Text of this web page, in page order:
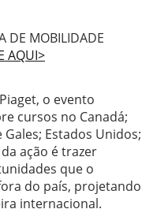
DE MOBILIDADE
AQUI>
o evento
cursos no Canadá;
Estados Unidos;
ação é trazer
que o
do país, projetando
internacional.